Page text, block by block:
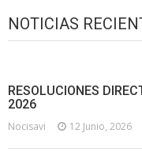
NOTICIAS
RESOLUCIONES
2026
Nocisavi 12 Junio, 2026